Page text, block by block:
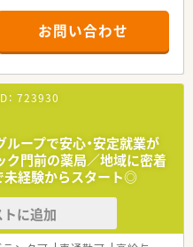
お問い合わせ
723930
ープで安心・安定就業が
門前の薬局／地域に密着
未経験からスタート◎
に追加